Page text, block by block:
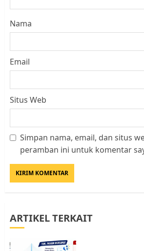
Nama
Email
Situs Web
Simpan nama, email, dan situs
peramban ini untuk komentar
ARTIKEL TERKAIT
Datangi Pemko
Warga